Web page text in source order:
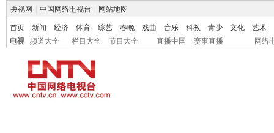
央视网 中国网络电视台 网站地图
首页 新闻 经济 体育 综艺 春晚 戏曲 音乐 科教 青少 文化
艺术
电视
频道大全 栏目大全 节目大全 直播中国 赛事直播 网络